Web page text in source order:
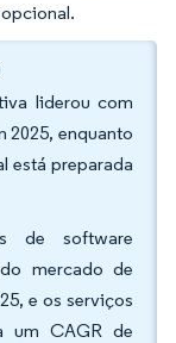
liderou com
2025, enquanto
está preparada
de software
mercado de
e os serviços
um CAGR de